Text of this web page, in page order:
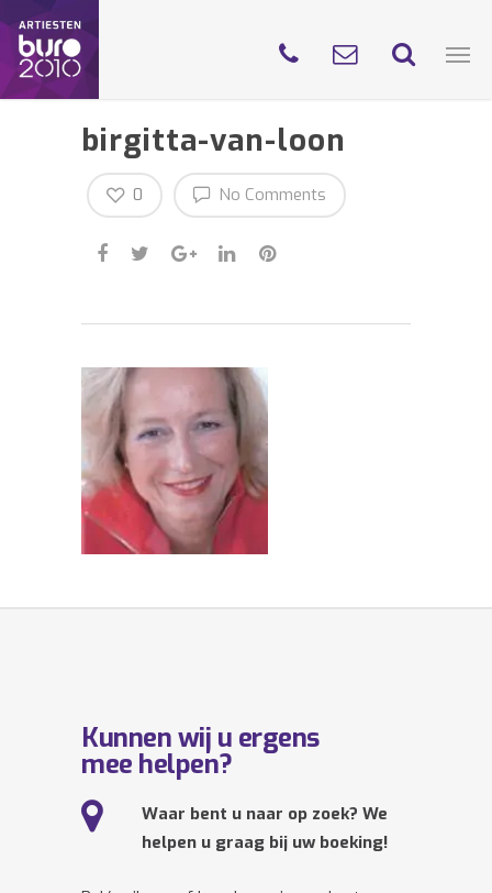
birgitta-van-loon
No Comments
0
Kunnen wij u ergens
mee helpen?
Waar bent u naar op zoek? We
helpen u graag bij uw boeking!